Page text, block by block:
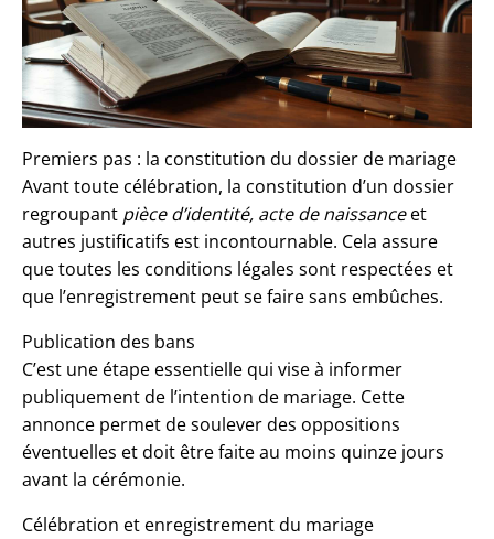
Premiers pas : la constitution du dossier de mariage
Avant toute célébration, la constitution d’un dossier
regroupant pièce d’identité, acte de naissanceet
autres justificatifs est incontournable. Cela assure
que toutes les conditions légales sont respectées et
que l’enregistrement peut se faire sans embûches.
Publication des bans
C’est une étape essentielle qui vise à informer
publiquement de l’intention de mariage. Cette
annonce permet de soulever des oppositions
éventuelles et doit être faite au moins quinze jours
avant la cérémonie.
Célébration et enregistrement du mariage